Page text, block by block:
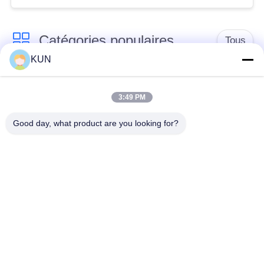
Catégories populaires Tous
pièces de machine
Pièces d'atmosphère
de NCR
Pièces d'atmosphère
Pièces d'atmosphère
KUN
3:49 PM
Good day, what product are you looking for?